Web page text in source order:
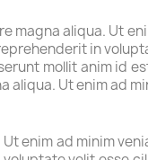
magna aliqua. Ut
in
mollit anim id
aliqua. Ut enim ad
enim ad minim